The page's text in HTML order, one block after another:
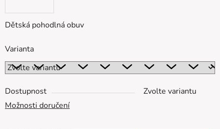
Dětská pohodlná obuv
Varianta
Dostupnost
Zvolte variantu
Možnosti doručení